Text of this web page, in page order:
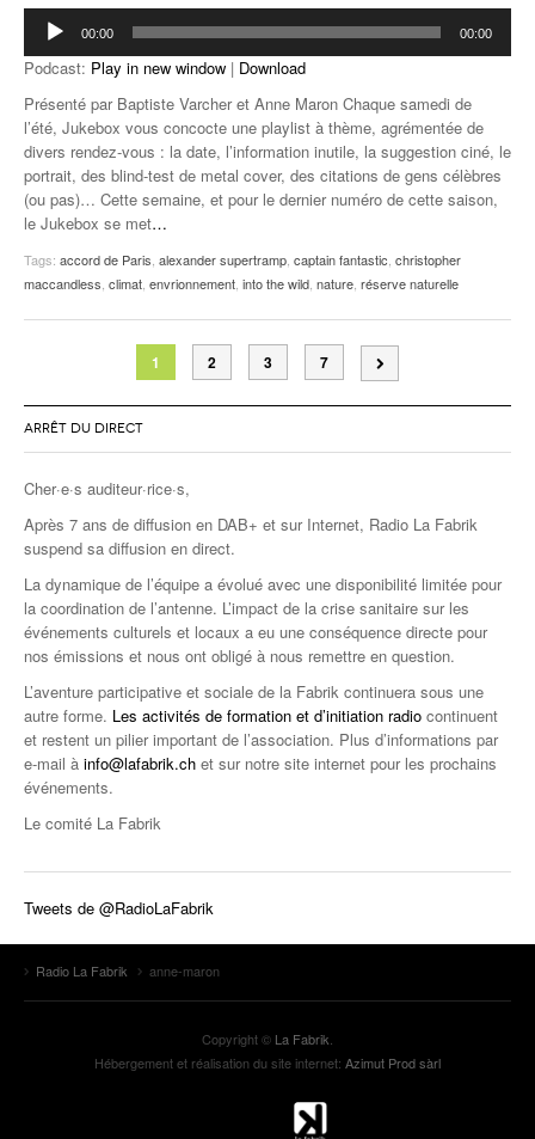
Lecteur
audio
00:00 00:00
Podcast: Play in new window | Download
Présenté par Baptiste Varcher et Anne Maron Chaque samedi de
l’été, Jukebox vous concocte une playlist à thème, agrémentée de
divers rendez-vous : la date, l’information inutile, la suggestion ciné, le
portrait, des blind-test de metal cover, des citations de gens célèbres
(ou pas)… Cette semaine, et pour le dernier numéro de cette saison,
le Jukebox se met…
Tags: accord de Paris alexander supertramp captain fantastic christopher
maccandless climat envrionnement into the wild nature réserve naturelle
1 2 3 7
ARRÊT DU DIRECT
Cher·e·s auditeur·rice·s,
Après 7 ans de diffusion en DAB+ et sur Internet, Radio La Fabrik
suspend sa diffusion en direct.
La dynamique de l’équipe a évolué avec une disponibilité limitée pour
la coordination de l’antenne. L’impact de la crise sanitaire sur les
événements culturels et locaux a eu une conséquence directe pour
nos émissions et nous ont obligé à nous remettre en question.
L’aventure participative et sociale de la Fabrik continuera sous une
autre forme. Les activités de formation et d’initiation radio continuent
et restent un pilier important de l’association. Plus d’informations par
e-mail à info@lafabrik.ch et sur notre site internet pour les prochains
événements.
Le comité La Fabrik
Tweets de @RadioLaFabrik
Radio La Fabrik anne-maron
Copyright © La Fabrik
Hébergement et réalisation du site internet: Azimut Prod sàrl